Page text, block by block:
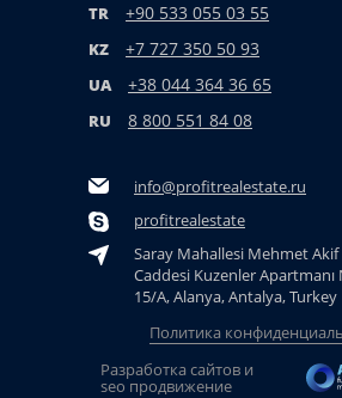
TR +90 533 055 03 55
KZ +7 727 350 50 93
UA +38 044 364 36 65
RU 8 800 551 84 08
info@profitrealestate.ru
profitrealestate
Saray Mahallesi Mehmet Akif
Caddesi Kuzenler Apartmanı
15/A, Alanya, Antalya, Turkey
Политика
Разработка сайтов и
seo продвижение